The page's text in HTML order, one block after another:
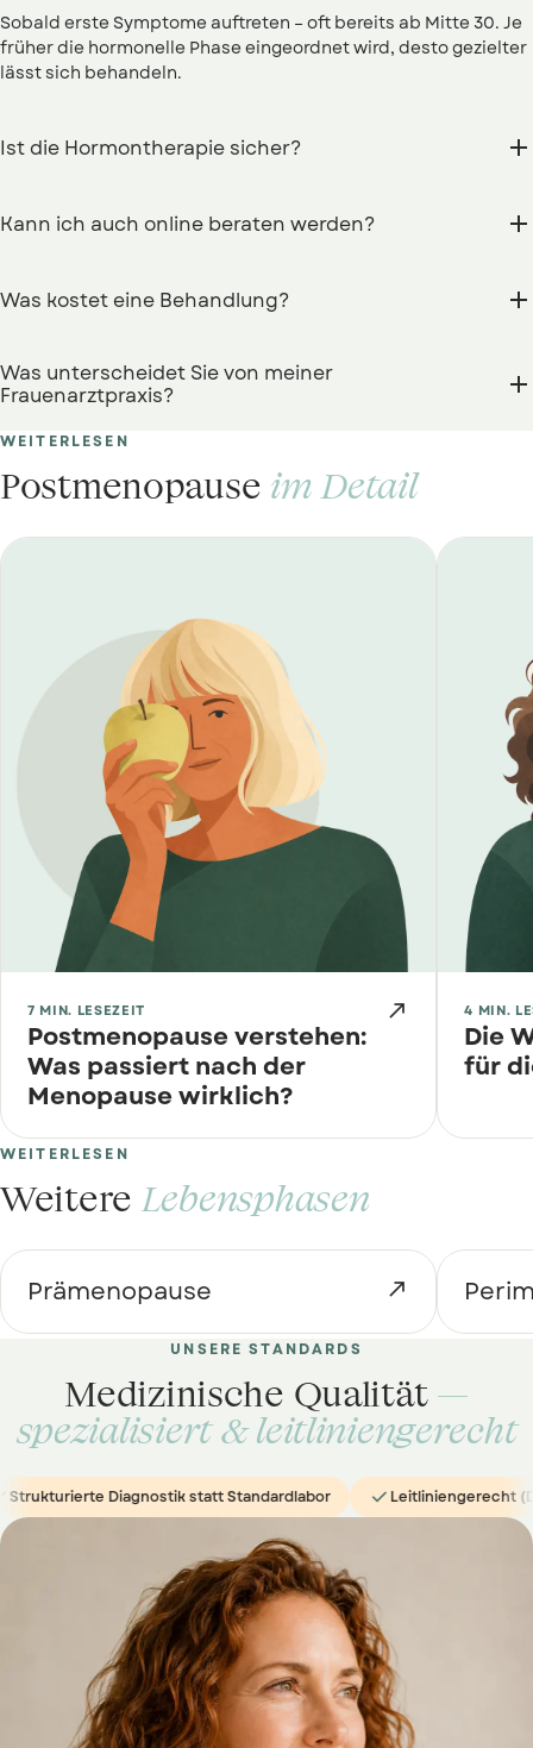
Sobald erste Symptome auftreten – oft bereits ab Mitte 30. Je
früher die hormonelle Phase eingeordnet wird, desto gezielter
lässt sich behandeln.
Ist die Hormontherapie sicher? 
Indikation als sicher und wirksam. Wir wägen Nutzen und
Kann ich auch online beraten werden? 
ortsunabhängig, stellen Rezepte aus und begleiten
Was kostet eine Behandlung? 
Erstgespräch erstellen wir einen transparenten Kostenplan –
viele Leistungen werden anteilig von der Kasse übernommen.
Was unterscheidet Sie von meiner
Frauenarztpraxis?

Wir sind ausschließlich auf Menopause-Medizin spezialisiert:
erweiterte Hormondiagnostik, mehr Zeit pro Termin und ein
interdisziplinäres Team für eine ganzheitliche Begleitung.
WEITERLESEN
Postmenopause im Detail
7 MIN. LESEZEIT 
Postmenopause verstehen:
Was passiert nach der
Menopause wirklich?
4 MIN.
Die
für
WEITERLESEN
Weitere Lebensphasen
Prämenopause 
UNSERE STANDARDS
Medizinische Qualität —
spezialisiert & leitliniengerecht
Diagnostik statt Standardlabor Leitliniengerecht (DMG &